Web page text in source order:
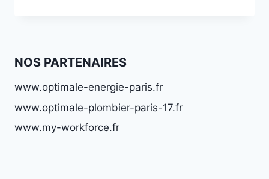
NOS PARTENAIRES
www.optimale-energie-paris.fr
www.optimale-plombier-paris-17.fr
www.my-workforce.fr